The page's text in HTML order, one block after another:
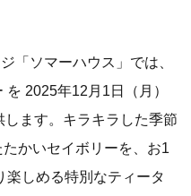
「ソマーハウス」では、
2025年12月1日（月）
ます。キラキラした季節
かいセイボリーを、お1
楽しめる特別なティータ